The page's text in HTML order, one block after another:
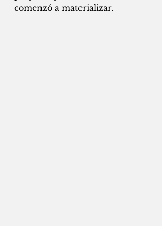
comenzó a materializar.